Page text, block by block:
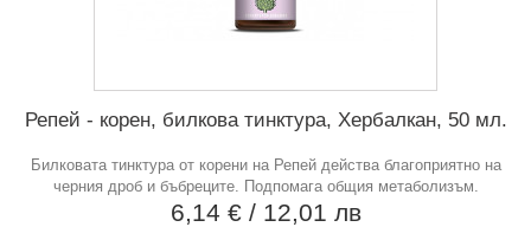
Репей - корен, билкова тинктура, Хербалкан, 50 мл.
Билковата тинктура от корени на Репей действа благоприятно на
черния дроб и бъбреците. Подпомага общия метаболизъм.
6,14 € / 12,01 лв